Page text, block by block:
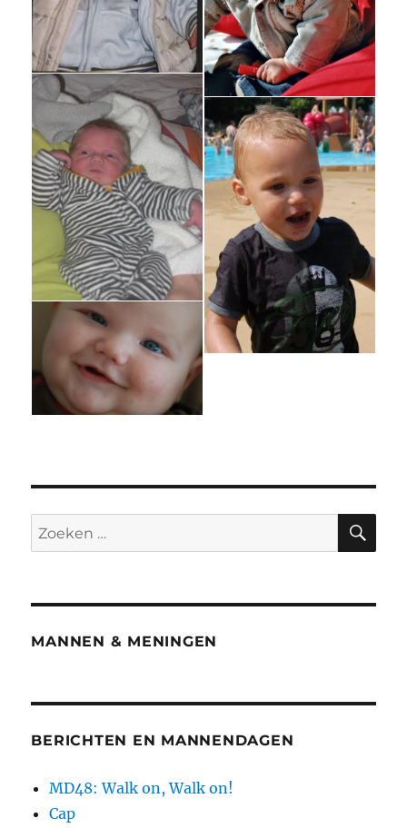
Zoeken
naar:
MANNEN & MENINGEN
BERICHTEN EN MANNENDAGEN
MD48: Walk on, Walk on!
Cap